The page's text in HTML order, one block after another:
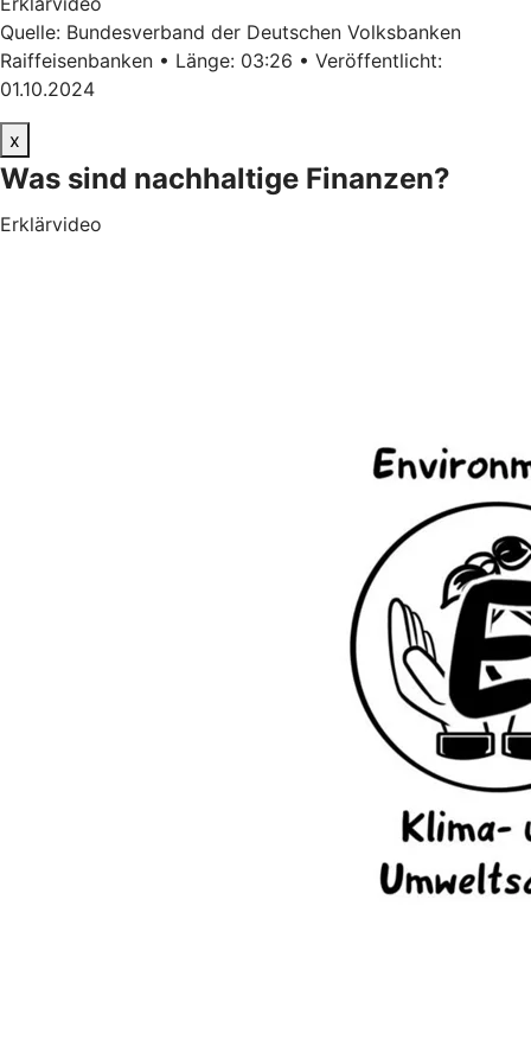
Quelle: Bundesverband der Deutschen Volksbanken
Raiffeisenbanken • Länge: 03:26 • Veröffentlicht:
01.10.2024
x
Was sind nachhaltige Finanzen?
Erklärvideo